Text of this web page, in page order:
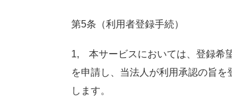
第5条（利用者登録手続）
1, 本サービスにおいては、登録希
を申請し、当法人が利用承認の旨
します。